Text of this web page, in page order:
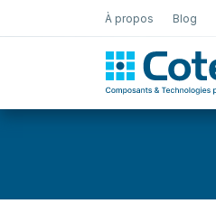
À propos Blog